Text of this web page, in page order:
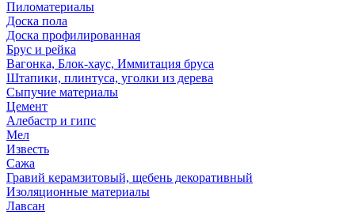
Пиломатериалы
Доска пола
Доска профилированная
Брус и рейка
Вагонка, Блок-хаус, Иммитация бруса
Штапики, плинтуса, уголки из дерева
Сыпучие материалы
Цемент
Алебастр и гипс
Мел
Известь
Сажа
Гравий керамзитовый, щебень декоративный
Изоляционные материалы
Лавсан